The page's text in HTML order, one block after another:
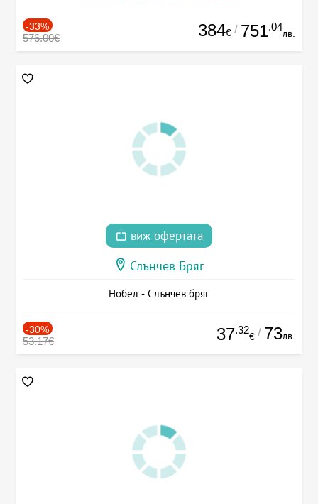
-33%
576.00€ 384€ / 751.04
лв.
виж офертата
Слънчев Бряг
Нобел - Слънчев бряг
-30%
53.17€ 37.32
€ / 73лв.